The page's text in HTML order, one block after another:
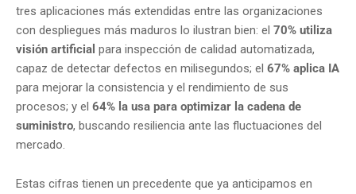
tres aplicaciones más extendidas entre las organizaciones
con despliegues más maduros lo ilustran bien: el 70% utiliza
visión artificial para inspección de calidad automatizada,
capaz de detectar defectos en milisegundos; el 67% aplica IA
para mejorar la consistencia y el rendimiento de sus
procesos; y el 64% la usa para optimizar la cadena de
suministro, buscando resiliencia ante las fluctuaciones del
mercado.
Estas cifras tienen un precedente que ya anticipamos en